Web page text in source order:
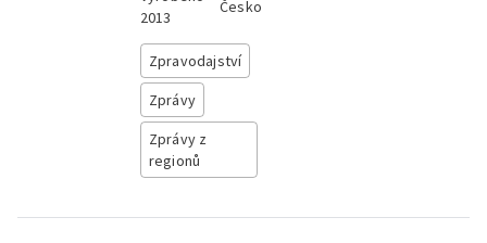
2013
Česko
Zpravodajství
Zprávy
Zprávy z
regionů